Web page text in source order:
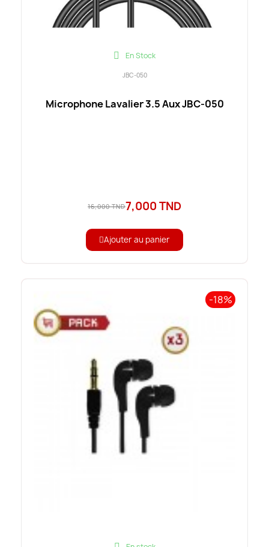
En Stock
JBC-050
Microphone Lavalier 3.5 Aux JBC-050
16,000 TND7,000 TND
Ajouter au panier
-18%